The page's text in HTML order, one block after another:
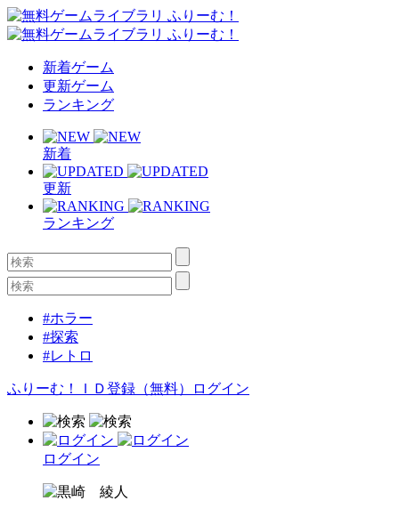
新着ゲーム
更新ゲーム
ランキング
新着
更新
ランキング
#ホラー
#探索
#レトロ
ふりーむ！ＩＤ登録（無料） ログイン
ログイン